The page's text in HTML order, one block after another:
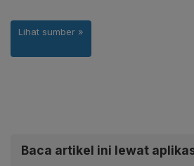
Baca artikel ini lewat